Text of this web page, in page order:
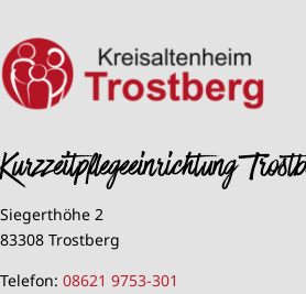
Kurzzeitpflegeeinrichtung
Siegerthöhe 2
83308 Trostberg
Telefon: 08621 9753-301